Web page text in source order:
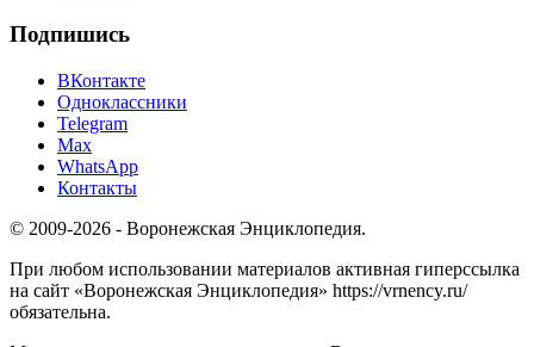
Подпишись
ВКонтакте
Одноклассники
Telegram
Max
WhatsApp
Контакты
© 2009-2026 - Воронежская Энциклопедия.
При любом использовании материалов активная гиперссылка
на сайт «Воронежская Энциклопедия» https://vrnency.ru/
обязательна.